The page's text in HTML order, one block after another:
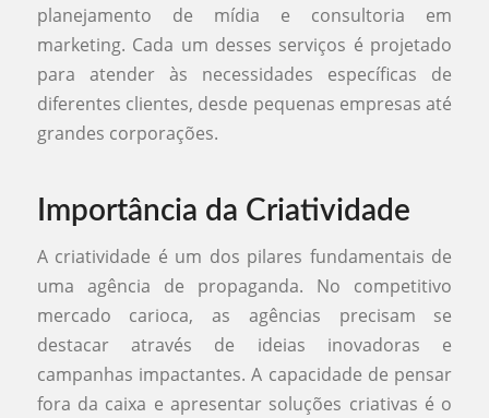
planejamento de mídia e consultoria em
marketing. Cada um desses serviços é projetado
para atender às necessidades específicas de
diferentes clientes, desde pequenas empresas até
grandes corporações.
Importância da Criatividade
A criatividade é um dos pilares fundamentais de
uma agência de propaganda. No competitivo
mercado carioca, as agências precisam se
destacar através de ideias inovadoras e
campanhas impactantes. A capacidade de pensar
fora da caixa e apresentar soluções criativas é o